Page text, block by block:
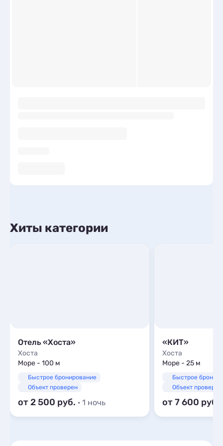
Хиты категории
Отель «Хоста»
Хоста
Море - 100 м
Быстрое бронирование
Объект проверен
от 2 500 · 1 ночь
«КИТ»
Хоста
Море - 25 м
Быстрое
Объект проверен
от 7 600